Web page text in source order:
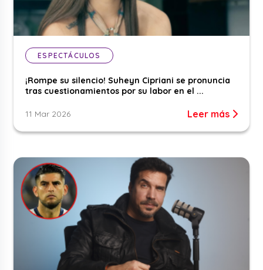
ESPECTÁCULOS
¡Rompe su silencio! Suheyn Cipriani se pronuncia
tras cuestionamientos por su labor en el ...
11 Mar 2026 Leer más